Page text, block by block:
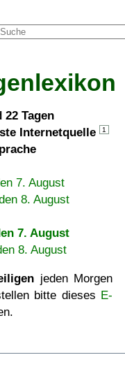
22 Tagen
Internetquelle
1
7. August
8. August
7. August
8. August
jeden Morgen
bitte dieses E-